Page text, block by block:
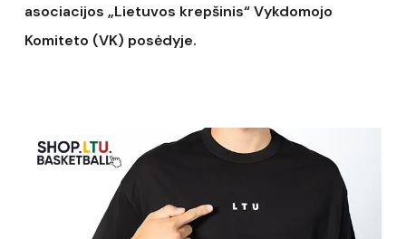
asociacijos „Lietuvos krepšinis“ Vykdomojo
Komiteto (VK) posėdyje.